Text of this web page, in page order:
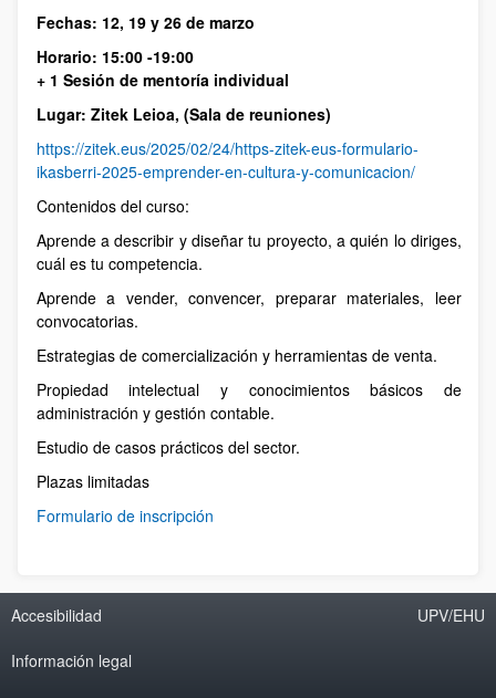
Fechas: 12, 19 y 26 de marzo
Horario: 15:00 -19:00
+ 1 Sesión de mentoría individual
Lugar: Zitek Leioa, (Sala de reuniones)
https://zitek.eus/2025/02/24/https-zitek-eus-formulario-
ikasberri-2025-emprender-en-cultura-y-comunicacion/
Contenidos del curso:
Aprende a describir y diseñar tu proyecto, a quién lo diriges,
cuál es tu competencia.
Aprende a vender, convencer, preparar materiales, leer
convocatorias.
Estrategias de comercialización y herramientas de venta.
Propiedad intelectual y conocimientos básicos de
administración y gestión contable.
Estudio de casos prácticos del sector.
Plazas limitadas
Formulario de inscripción
Accesibilidad
Información legal
UPV/EHU